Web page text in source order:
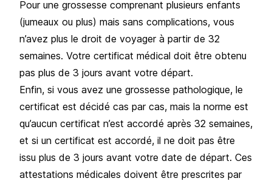
Pour une grossesse comprenant plusieurs enfants
(jumeaux ou plus) mais sans complications, vous
n’avez plus le droit de voyager à partir de 32
semaines. Votre certificat médical doit être obtenu
pas plus de 3 jours avant votre départ.
Enfin, si vous avez une grossesse pathologique, le
certificat est décidé cas par cas, mais la norme est
qu’aucun certificat n’est accordé après 32 semaines,
et si un certificat est accordé, il ne doit pas être
issu plus de 3 jours avant votre date de départ. Ces
attestations médicales doivent être prescrites par